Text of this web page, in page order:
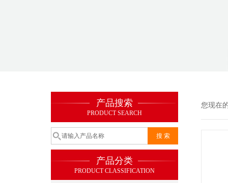
产品搜索
PRODUCT SEARCH
产品分类
PRODUCT CLASSIFICATION
您现在